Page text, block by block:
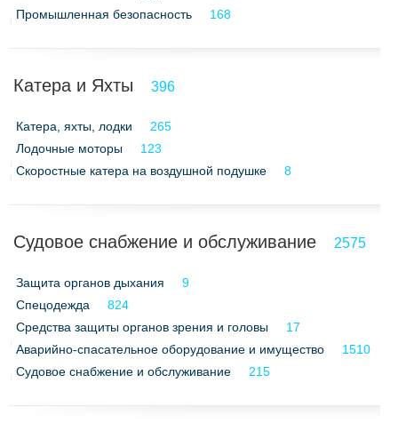
Промышленная безопасность
168
Катера и Яхты 396
Катера, яхты, лодки
265
Лодочные моторы
123
Скоростные катера на воздушной подушке
8
Судовое снабжение и обслуживание 2575
Защита органов дыхания
9
Спецодежда
824
Средства защиты органов зрения и головы
17
Аварийно-спасательное оборудование и имущество
1510
Судовое снабжение и обслуживание
215